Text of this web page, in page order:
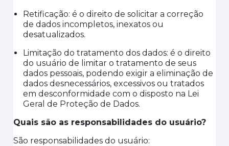
Retificação: é o direito de solicitar a correção
de dados incompletos, inexatos ou
desatualizados.
Limitação do tratamento dos dados: é o direito
do usuário de limitar o tratamento de seus
dados pessoais, podendo exigir a eliminação de
dados desnecessários, excessivos ou tratados
em desconformidade com o disposto na Lei
Geral de Proteção de Dados.
Quais são as responsabilidades do usuário?
São responsabilidades do usuário: